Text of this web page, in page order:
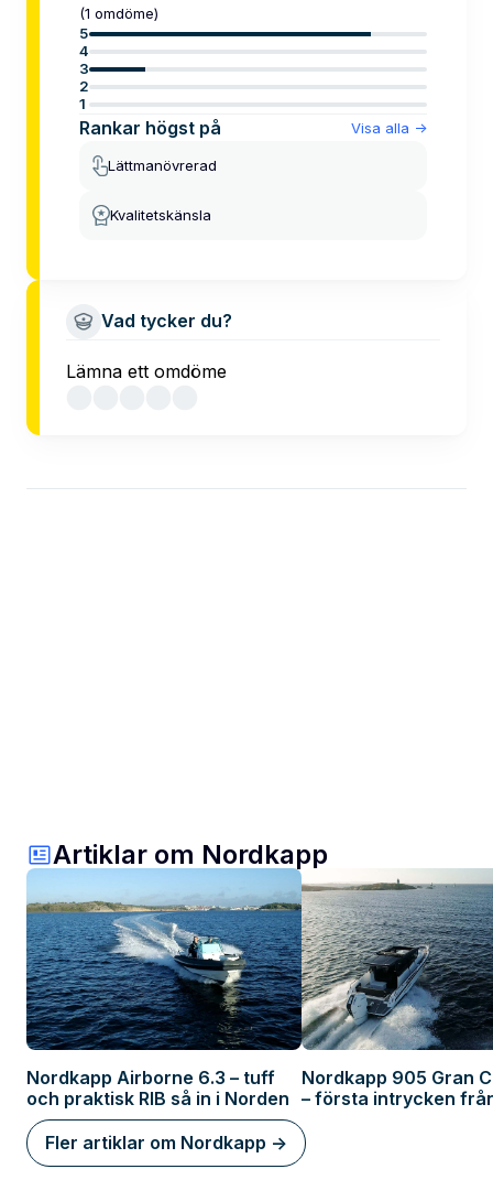
(1 omdöme)
5
4
3
2
1
Rankar högst på Visa alla ->
Lättmanövrerad
Kvalitetskänsla
Vad tycker du?
Lämna ett omdöme
Artiklar om Nordkapp
Nordkapp Airborne 6.3 – tuff
och praktisk RIB så in i Norden
Nordkapp 905 Gran
– första intrycken
Fler artiklar om Nordkapp ->